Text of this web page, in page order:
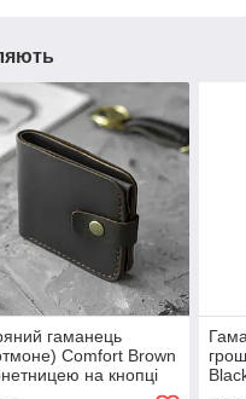
гаманець
Comfort Brown
на кнопці
коричневий Crazy